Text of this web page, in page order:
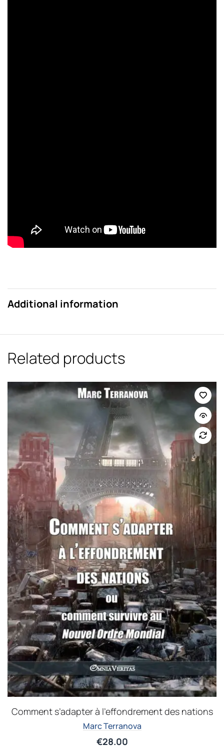
Additional information
Related products
Comment s’adapter à l’effondrement des nations
Marc Terranova
€28.00